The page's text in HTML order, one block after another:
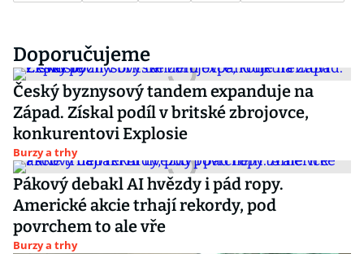
Doporučujeme
Český byznysový tandem expanduje na
Západ. Získal podíl v britské zbrojovce,
konkurentovi Explosie
Burzy a trhy
Pákový debakl AI hvězdy i pád ropy.
Americké akcie trhají rekordy, pod
povrchem to ale vře
Burzy a trhy